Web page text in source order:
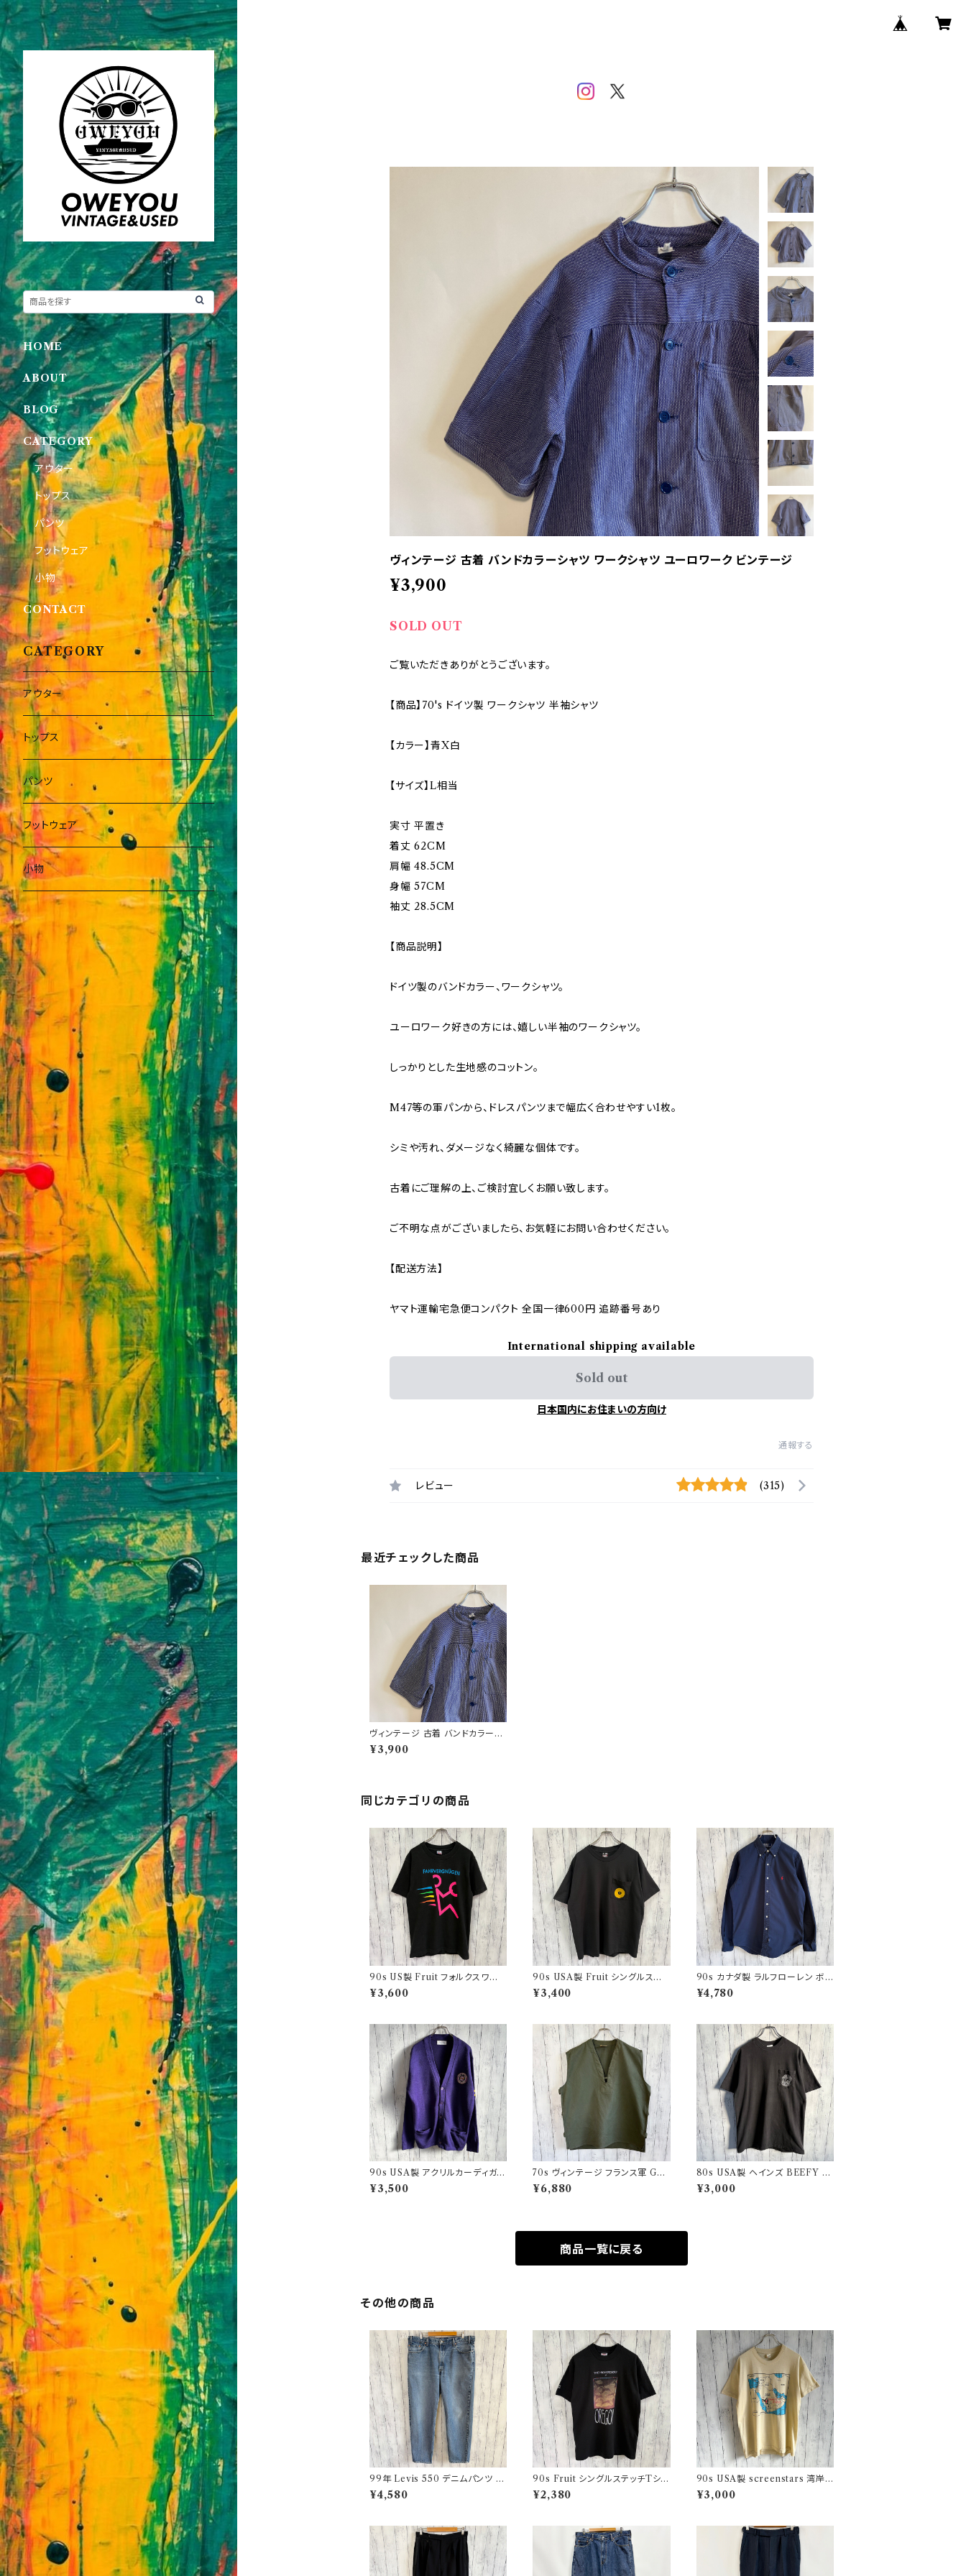
ヴィンテージ 古着 バンドカラーシャツ ワークシャツ ユーロワーク ビンテージ
¥3,900
SOLD OUT
ご覧いただきありがとうございます。
【商品】70's ドイツ製 ワークシャツ 半袖シャツ
【カラー】青X白
【サイズ】L相当
実寸 平置き
着丈 62CM
肩幅 48.5CM
身幅 57CM
袖丈 28.5CM
【商品説明】
ドイツ製のバンドカラー、ワークシャツ。
ユーロワーク好きの方には、嬉しい半袖のワークシャツ。
しっかりとした生地感のコットン。
M47等の軍パンから、ドレスパンツまで幅広く合わせやすい1枚。
シミや汚れ、ダメージなく綺麗な個体です。
古着にご理解の上、ご検討宜しくお願い致します。
ご不明な点がございましたら、お気軽にお問い合わせください。
【配送方法】
ヤマト運輸宅急便コンパクト 全国一律600円 追跡番号あり
International shipping available
Sold out
日本国内にお住まいの方向け
通報する
レビュー (315)
最近チェックした商品
ヴィンテージ 古着 バンドカラーシ
ャツ ワークシャツ ユーロワーク
ビンテージ
¥3,900
同じカテゴリの商品
90s US製 Fruit フォルクスワー
ゲン シングルステッチTシャツ ヴィ
ンテージTシャツ アド 企業
¥3,600
90s USA製 Fruit シングルステッ
チTシャツ ポケットT screenstar
s ヴィンテージ
¥3,400
90s カナダ製 ラルフローレン ボタ
ンダウンシャツ Ralph Lauren
¥4,780
90s USA製 アクリルカーディガン
レタード 紫 アメリカ製
¥3,500
70s ヴィンテージ フランス軍 GA
Oベスト ミリタリーベスト ユーロ
ミリタリー
¥6,880
80s USA製 ヘインズ BEEFY シ
ングルステッチTシャツ ヴィンテー
ジTシャツ ポケT
¥3,000
商品一覧に戻る
その他の商品
99年 Levis 550 デニムパンツ ワ
イドデニム リーバイス ヴィンテー
ジ 21
¥4,580
90s Fruit シングルステッチTシャ
ツ プリントT
¥2,380
90s USA製 screenstars 湾岸
戦争 シングルステッチTシャツ ヴ
ィンテージTシャツ
¥3,000
HOME
ABOUT
BLOG
CATEGORY
アウター
トップス
パンツ
フットウェア
小物
CONTACT
CATEGORY
アウター
トップス
パンツ
フットウェア
小物